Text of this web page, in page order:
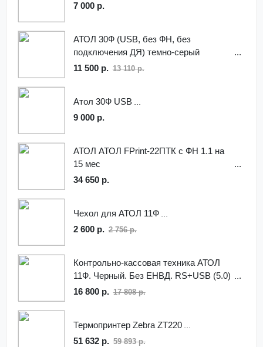
7 000 р.
АТОЛ 30Ф (USB, без ФН, без
подключения ДЯ) темно-серый
11 500 р. 13 110 р.
Атол 30Ф USB
9 000 р.
АТОЛ АТОЛ FPrint-22ПТК с ФН 1.1 на
15 мес
34 650 р.
Чехол для АТОЛ 11Ф
2 600 р. 2 756 р.
Контрольно-кассовая техника АТОЛ
11Ф. Черный. Без ЕНВД. RS+USB (5.0)
16 800 р. 17 808 р.
Термопринтер Zebra ZT220
51 632 р. 59 893 р.